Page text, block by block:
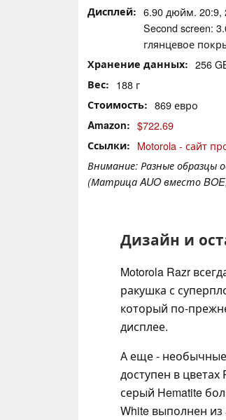
Дисплей
6.90 дюйм. 20:9,
Second screen:
глянцевое
Хранение данных 256
Вес 188 г
Стоимость 869 евро
Amazon $722.69
Ссылки Motorola - сайт
Внимание: Разные образцы
(Матрица AUO вместо
Дизайн и
Motorola Razr
ракушка с
который по-
дисплее.
А еще - необычные
доступен в
серый Hematite
White выполнен из